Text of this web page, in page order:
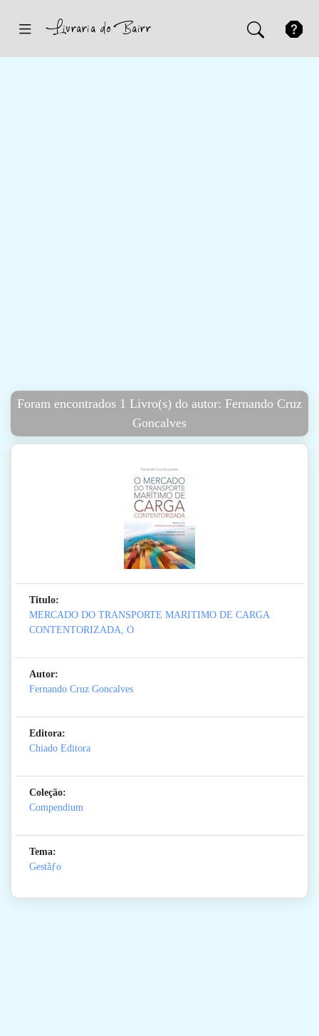
Foram encontrados 1 Livro(s) do autor: Fernando Cruz
Goncalves
Titulo:
MERCADO DO TRANSPORTE MARITIMO DE CARGA
CONTENTORIZADA, O
Autor:
Fernando Cruz Goncalves
Editora:
Chiado Editora
Coleção:
Compendium
Tema:
Gestãƒo